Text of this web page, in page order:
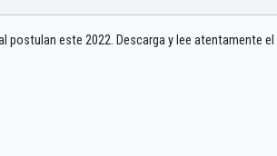
postulan este 2022. Descarga y lee atentamente el